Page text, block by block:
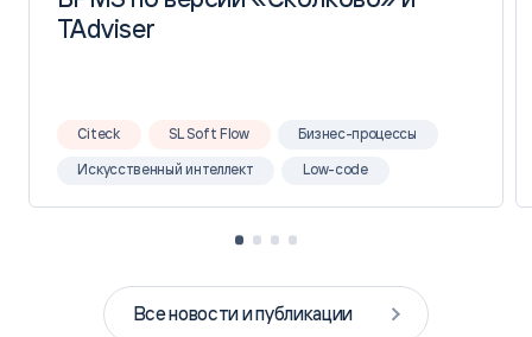
TAdviser
TAdviser
Citeck SL Soft Flow Бизнес-процессы
Искусственный интеллект Low-code
Все новости и публикации